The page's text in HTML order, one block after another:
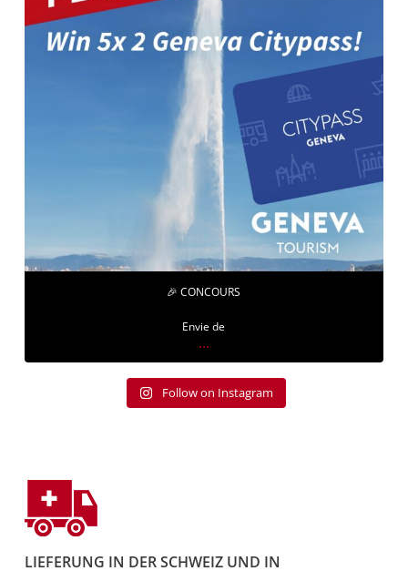
🎉 CONCOURS
Envie de
...
Follow on Instagram
LIEFERUNG IN DER SCHWEIZ UND IN